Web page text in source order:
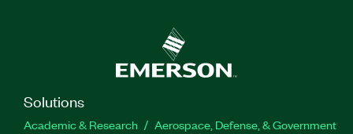
Solutions
Academic & Research
Aerospace, Defense, & Government